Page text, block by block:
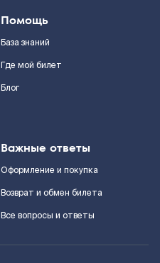
Помощь
База знаний
Где мой билет
Блог
Важные ответы
Оформление и покупка
Возврат и обмен билета
Все вопросы и ответы